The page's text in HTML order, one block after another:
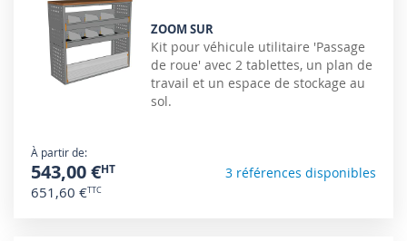
ZOOM SUR
Kit pour véhicule utilitaire 'Passage
de roue' avec 2 tablettes, un plan de
travail et un espace de stockage au
sol.
À partir de
543,00 €
651,60 €
3 références disponibles